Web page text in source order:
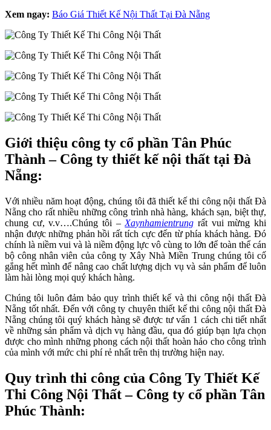
Xem ngay: Báo Giá Thiết Kế Nội Thất Tại Đà Nẵng
Giới thiệu công ty cổ phần Tân Phúc
Thành – Công ty thiết kế nội thất tại Đà
Nẵng:
Với nhiều năm hoạt động, chúng tôi đã thiết kế thi công nội thất Đà
Nẵng cho rất nhiều những công trình nhà hàng, khách sạn, biệt thự,
chung cư, v.v….Chúng tôi – Xaynhamientrung rất vui mừng khi
nhận được những phản hồi rất tích cực đến từ phía khách hàng. Đó
chính là niềm vui và là niềm động lực vô cùng to lớn để toàn thể cán
bộ công nhân viên của công ty Xây Nhà Miền Trung chúng tôi cố
gắng hết mình để nâng cao chất lượng dịch vụ và sản phẩm để luôn
làm hài lòng mọi quý khách hàng.
Chúng tôi luôn đảm bảo quy trình thiết kế và thi công nội thất Đà
Nẵng tốt nhất. Đến với công ty chuyên thiết kế thi công nội thất Đà
Nẵng chúng tôi quý khách hàng sẽ được tư vấn 1 cách chi tiết nhất
về những sản phẩm và dịch vụ hàng đầu, qua đó giúp bạn lựa chọn
được cho mình những phong cách nội thất hoàn hảo cho công trình
của mình với mức chi phí rẻ nhất trên thị trường hiện nay.
Quy trình thi công của Công Ty Thiết Kế
Thi Công Nội Thất – Công ty cổ phần Tân
Phúc Thành: